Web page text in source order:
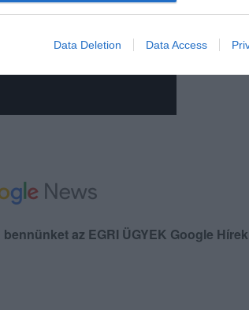
Data Deletion Data Access
az EGRI ÜGYEK Google